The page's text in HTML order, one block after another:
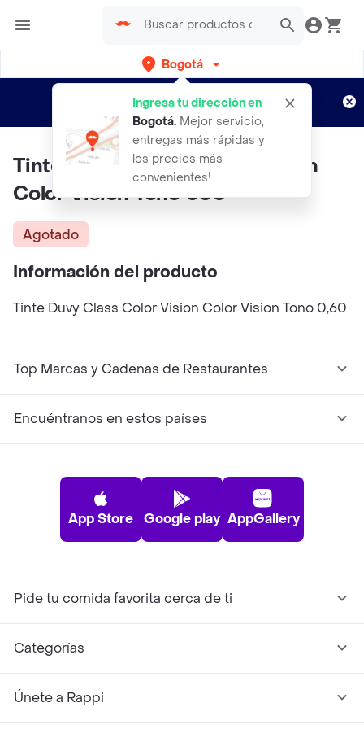
Bogotá
Ingresa tu dirección en
Bogotá. Mejor servicio,
entregas más rápidas y
los precios más
convenientes!
envíos gratis por semanas
Aplican TyC
Tinte DUVY CLASS Color Vision
Color Vision Tono 060
Agotado
Información del producto
Tinte Duvy Class Color Vision Color Vision Tono 0,60
Top Marcas y Cadenas de Restaurantes
Encuéntranos en estos países
App Store Google play AppGallery
Pide tu comida favorita cerca de ti
Categorías
Únete a Rappi